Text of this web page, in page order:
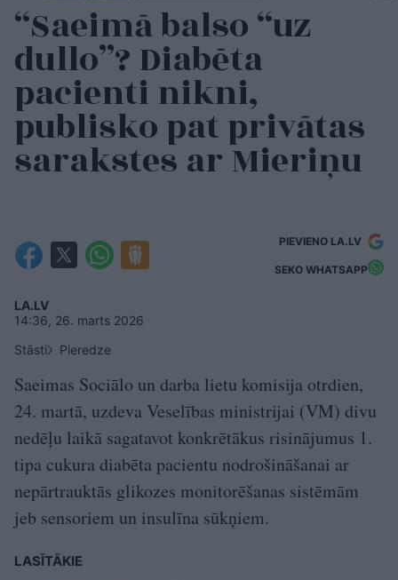
“Saeimā balso “uz
dullo”? Diabēta
pacienti nikni,
publisko pat privātas
sarakstes ar Mieriņu
PIEVIENO LA.LV
SEKO WHATSAPP
LA.LV
14:36, 26. marts 2026
Stāsti
Pieredze
Saeimas Sociālo un darba lietu komisija otrdien,
24. martā, uzdeva Veselības ministrijai (VM) divu
nedēļu laikā sagatavot konkrētākus risinājumus 1.
tipa cukura diabēta pacientu nodrošināšanai ar
nepārtrauktās glikozes monitorēšanas sistēmām
jeb sensoriem un insulīna sūkņiem.
LASĪTĀKIE